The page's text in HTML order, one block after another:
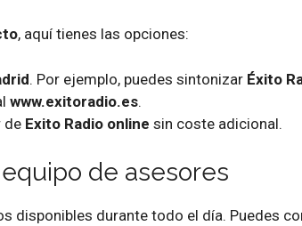
, aquí tienes las opciones:
. Por ejemplo, puedes sintonizar Éxito
www.exitoradio.es.
de Exito Radio online sin coste adicional.
de asesores
disponibles durante todo el día. Puedes